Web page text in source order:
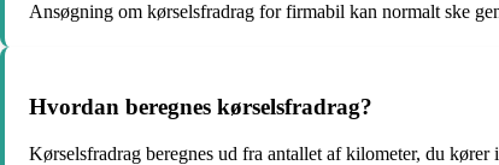
Ansøgning om kørselsfradrag for firmabil kan normalt ske
Hvordan beregnes kørselsfradrag?
Kørselsfradrag beregnes ud fra antallet af kilometer, du